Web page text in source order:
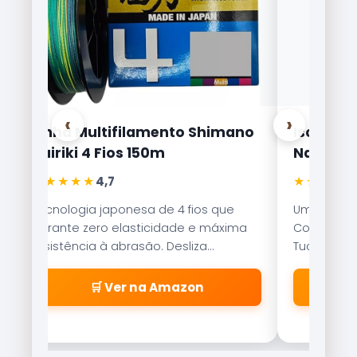
‹
Linha Multifilamento Shimano
Kairiki 4 Fios 150m
★★★★★4,7
Tecnologia japonesa de 4 fios que
garante zero elasticidade e máxima
resistência à abrasão. Desliza
suavemente pelos passadores.
🛒 Ver na Amazon
Isca
★★★★★
Uma das
Com
Tucunaré
qualquer
›